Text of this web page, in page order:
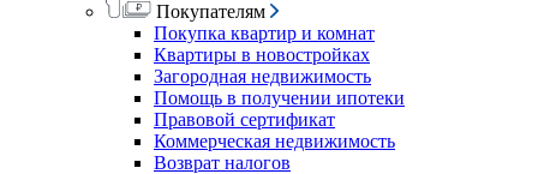
Покупателям
Покупка квартир и комнат
Квартиры в новостройках
Загородная недвижимость
Помощь в получении ипотеки
Правовой сертификат
Коммерческая недвижимость
Возврат налогов